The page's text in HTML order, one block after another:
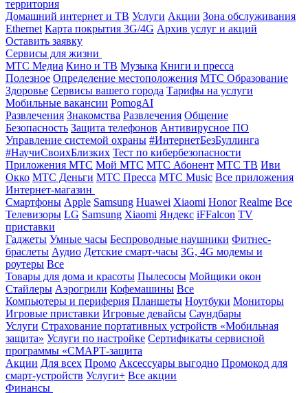
территория
Домашний интернет и ТВ Услуги Акции Зона обслуживания
Ethernet Карта покрытия 3G/4G Архив услуг и акций
Оставить заявку
Сервисы для жизни
МТС Медиа Кино и ТВ Музыка Книги и пресса
Полезное Определение местоположения МТС Образование
Здоровье Сервисы вашего города Тарифы на услуги
Мобильные вакансии PomogAI
Развлечения Знакомства Развлечения Общение
Безопасность Защита телефонов Антивирусное ПО
Управление системой охраны #ИнтернетБезБуллинга
#НаучиСвоихБлизких Тест по кибербезопасности
Приложения МТС Мой МТС МТС Абонент МТС ТВ Иви
Окко МТС Деньги МТС Пресса МТС Music Все приложения
Интернет-магазин
Смартфоны Apple Samsung Huawei Xiaomi Honor Realme Все
Телевизоры LG Samsung Xiaomi Яндекс iFFalcon TV
приставки
Гаджеты Умные часы Беспроводные наушники Фитнес-
браслеты Аудио Детские смарт-часы 3G, 4G модемы и
роутеры Все
Товары для дома и красоты Пылесосы Мойщики окон
Стайлеры Аэрогрили Кофемашины Все
Компьютеры и периферия Планшеты Ноутбуки Мониторы
Игровые приставки Игровые девайсы Саундбары
Услуги Страхование портативных устройств «Мобильная
защита» Услуги по настройке Сертификаты сервисной
программы «СМАРТ-защита
Акции Для всех Промо Аксессуары выгодно Промокод для
смарт-устройств Услуги+ Все акции
Финансы